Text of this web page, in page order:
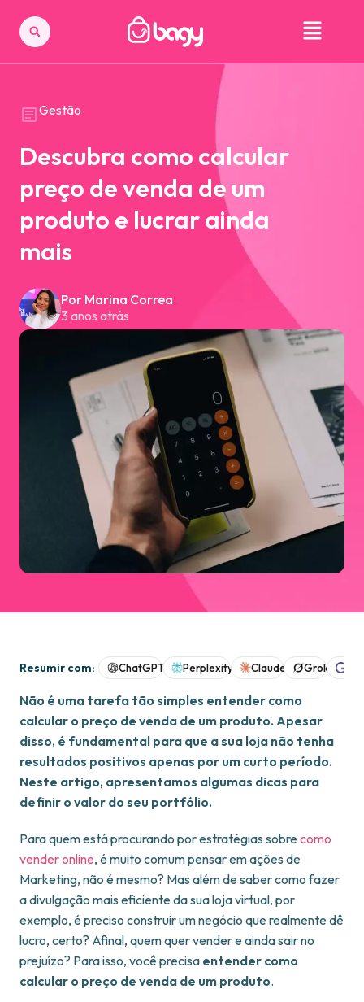
Gestão
Descubra como calcular
preço de venda de um
produto e lucrar ainda
mais
Por Marina Correa
3 anos atrás
Resumir com: ChatGPT Perplexity Claude Grok
Não é uma tarefa tão simples entender como
calcular o preço de venda de um produto. Apesar
disso, é fundamental para que a sua loja não tenha
resultados positivos apenas por um curto período.
Neste artigo, apresentamos algumas dicas para
definir o valor do seu portfólio.
Para quem está procurando por estratégias sobrecomo
vender online, é muito comum pensar em ações de
Marketing, não é mesmo? Mas além de saber como fazer
a divulgação mais eficiente da sua loja virtual, por
exemplo, é preciso construir um negócio que realmente dê
lucro, certo? Afinal, quem quer vender e ainda sair no
prejuízo? Para isso, você precisa entender como
calcular o preço de venda de um produto.